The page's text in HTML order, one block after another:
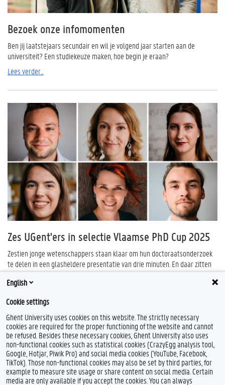
Bezoek onze infomomenten
Ben jij laatstejaars secundair en wil je volgend jaar starten aan de
universiteit? Een studiekeuze maken, hoe begin je eraan?
Lees verder...
Zes UGent'ers in selectie Vlaamse PhD Cup 2025
Zestien jonge wetenschappers staan klaar om hun doctoraatsonderzoek
te delen in een glasheldere presentatie van drie minuten. En daar zitten
zes UGent'ers bij.
Lees verder...
L
i
n
I
n
s
t
Feedback
English
Cookie settings
Ghent University uses cookies on this website. The strictly necessary
cookies are required for the proper functioning of the website and cannot
be refused. Besides these necessary cookies, Ghent University also uses
non-functional cookies such as statistical cookies (CrazyEgg analysis tool,
Google, Hotjar, Piwik Pro) and social media cookies (YouTube, Facebook,
TikTok). Those non-functional cookies may also be set by third parties, for
example to measure site usage or share content on social media. Certain
media are only available if you accept the cookies. You can always